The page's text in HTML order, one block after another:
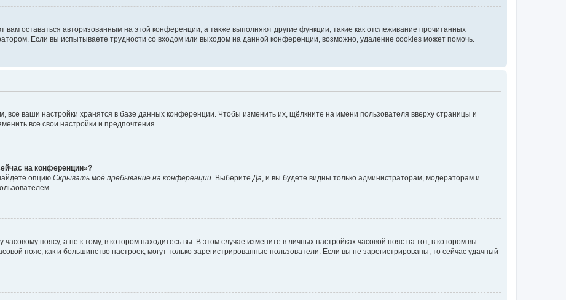
оставаться авторизованным на этой конференции, а также выполняют другие функции, такие как отслеживание прочитанных
Если вы испытываете трудности со входом или выходом на данной конференции, возможно, удаление cookies может помочь.
все ваши настройки хранятся в базе данных конференции. Чтобы изменить их, щёлкните на имени пользователя вверху страницы и
все свои настройки и предпочтения.
на конференции»?
опцию Скрывать моё пребывание на конференции . Выберите Да , и вы будете видны только администраторам, модераторам и
поясу, а не к тому, в котором находитесь вы. В этом случае измените в личных настройках часовой пояс на тот, в котором вы
пояс, как и большинство настроек, могут только зарегистрированные пользователи. Если вы не зарегистрированы, то сейчас удачный